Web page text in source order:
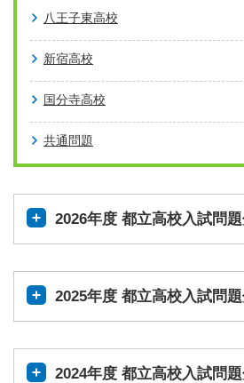
八王子東高校
新宿高校
国分寺高校
共通問題
2026年度 都立高校入試問
2025年度 都立高校入試問
2024年度 都立高校入試問